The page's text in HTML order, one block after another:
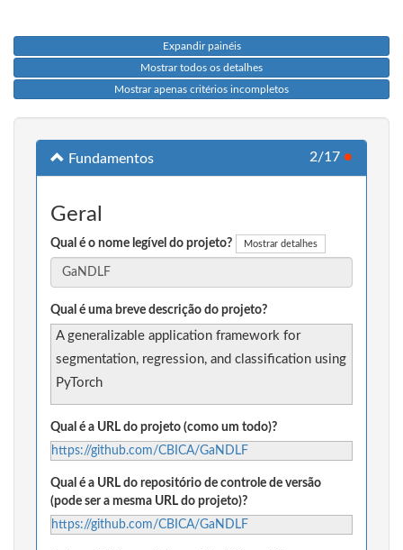
Expandir painéis
Mostrar todos os detalhes
Mostrar apenas critérios incompletos
Fundamentos 2/17 ●
Geral
Qual é o nome legível do projeto? Mostrar detalhes
Qual é uma breve descrição do projeto?
A generalizable application framework for
segmentation, regression, and classification using
PyTorch
Qual é a URL do projeto (como um todo)?
https://github.com/CBICA/GaNDLF
Qual é a URL do repositório de controle de versão
(pode ser a mesma URL do projeto)?
https://github.com/CBICA/GaNDLF